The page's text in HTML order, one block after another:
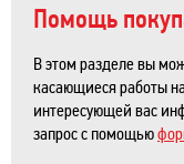
Помощь
В этом разделе вы
касающиеся работы
интересующей вас
запрос с помощью